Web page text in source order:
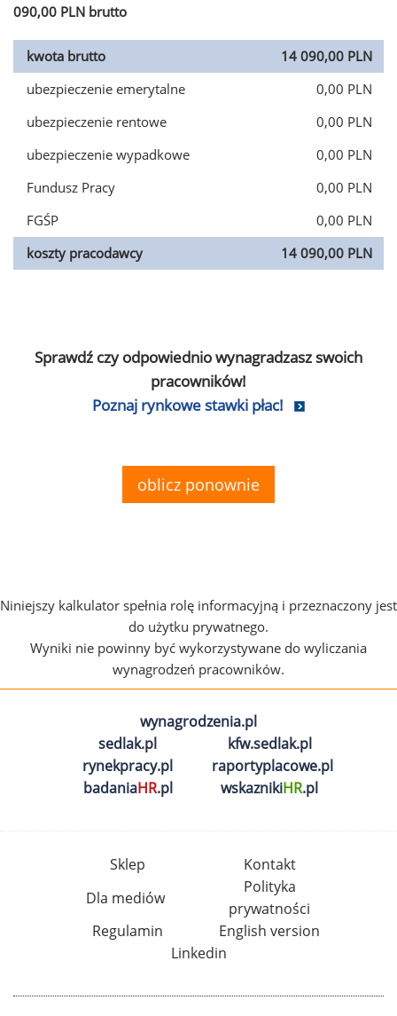
090,00 PLN brutto
kwota brutto
14 090,00 PLN
ubezpieczenie emerytalne
0,00 PLN
ubezpieczenie rentowe
0,00 PLN
ubezpieczenie wypadkowe
0,00 PLN
Fundusz Pracy
0,00 PLN
FGŚP
0,00 PLN
koszty pracodawcy
14 090,00 PLN
Sprawdź czy odpowiednio wynagradzasz swoich
pracowników!
Poznaj rynkowe stawki płac!
oblicz ponownie
Niniejszy kalkulator spełnia rolę informacyjną i przeznaczony jest
do użytku prywatnego.
Wyniki nie powinny być wykorzystywane do wyliczania
wynagrodzeń pracowników.
wynagrodzenia.pl
sedlak.pl
kfw.sedlak.pl
rynekpracy.pl
raportyplacowe.pl
badaniaHR.pl wskaznikiHR.pl
Sklep
Kontakt
Dla mediów
Polityka
prywatności
Regulamin
English version
Linkedin